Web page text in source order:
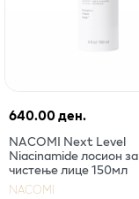
640.00 ден.
NACOMI Next Level
Niacinamide лосион за
чистење лице 150мл
NACOMI